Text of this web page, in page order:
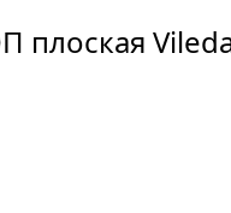
плоская